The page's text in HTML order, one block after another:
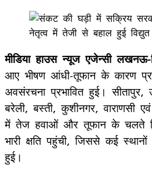
Facebook
LinkedIn
WhatsApp
Telegram
मीडिया हाउस न्यूज एजेन्सी लखनऊ-
आए भीषण आंधी-तूफान के कारण
अवसंरचना प्रभावित हुई। सीतापुर,
बरेली, बस्ती, कुशीनगर, वाराणसी
में तेज हवाओं और तूफान के चलते
भारी क्षति पहुंची, जिससे कई स्थानों
हुई।